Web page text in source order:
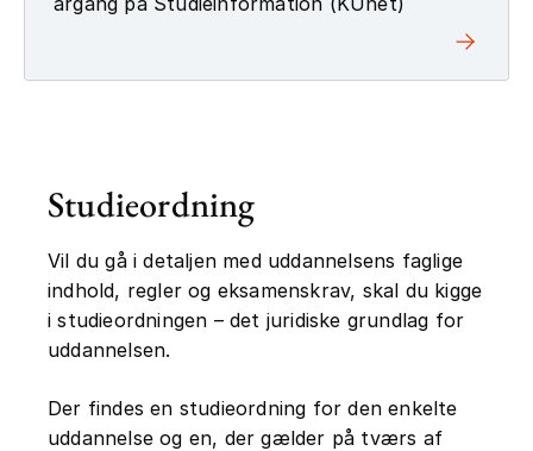
Studieordning
Vil du gå i detaljen med uddannelsens faglige
indhold, regler og eksamenskrav, skal du kigge
i studieordningen – det juridiske grundlag for
uddannelsen.
Der findes en studieordning for den enkelte
uddannelse og en, der gælder på tværs af